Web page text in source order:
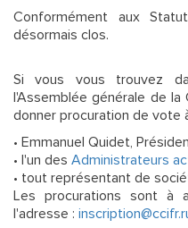
Conformément aux
désormais clos.
Si vous vous trouvez
l'Assemblée générale de la
donner procuration de vote
• Emmanuel Quidet,
• l'un des Administrateurs
• tout représentant de
Les procurations sont à
l'adresse :